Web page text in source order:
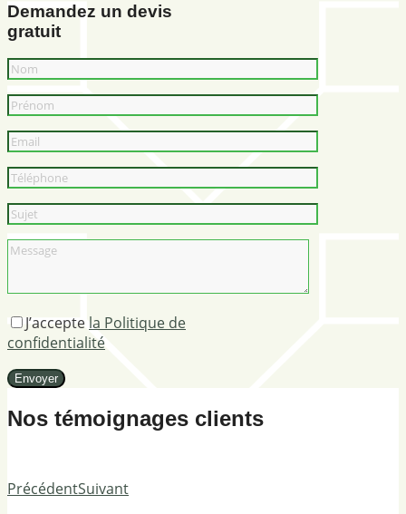
Demandez un devis
gratuit
J’accepte la Politique de
confidentialité
Nos témoignages clients
PrécédentSuivant